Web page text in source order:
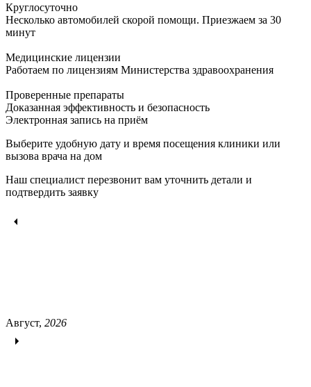
Круглосуточно
Несколько автомобилей скорой помощи. Приезжаем за 30
минут
Медицинские лицензии
Работаем по лицензиям Министерства здравоохранения
Проверенные препараты
Доказанная эффективность и безопасность
Электронная запись на приём
Выберите удобную дату и время посещения клиники или
вызова врача на дом
Наш специалист перезвонит вам уточнить детали и
подтвердить заявку
Август, 2026